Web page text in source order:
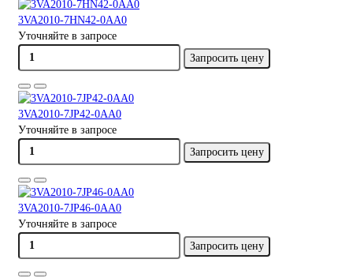
3VA2010-7HN42-0AA0
Уточняйте в запросе
Запросить цену
3VA2010-7JP42-0AA0
Уточняйте в запросе
Запросить цену
3VA2010-7JP46-0AA0
Уточняйте в запросе
Запросить цену